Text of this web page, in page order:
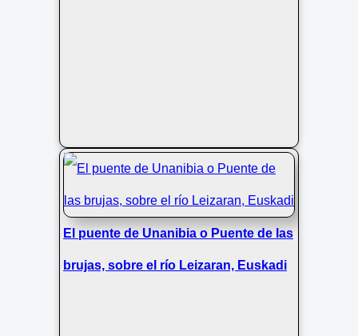
El puente de Unanibia o Puente de las
brujas, sobre el río Leizaran, Euskadi